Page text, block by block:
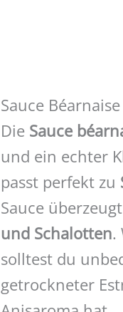
Sauce
Die Sauce
und ein echter
passt perfekt zu
Sauce
und Schalotten.
solltest du
getrockneter